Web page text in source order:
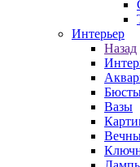
Интерьер
Назад
Вазы